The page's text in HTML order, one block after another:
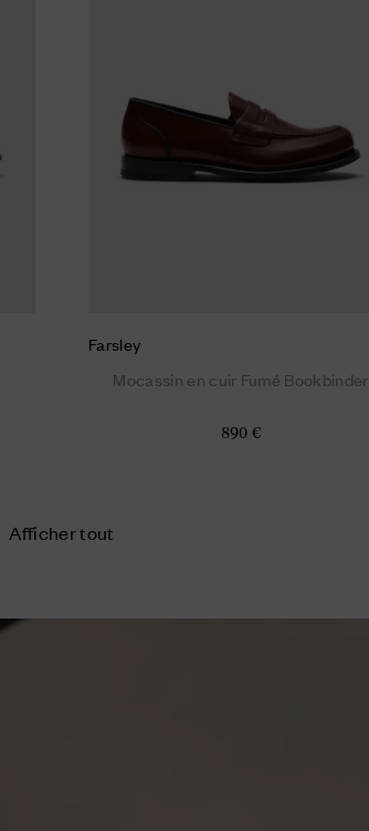
Farsley
Mocassin en cuir Fumé Bookbinder
890 €
Afficher tout